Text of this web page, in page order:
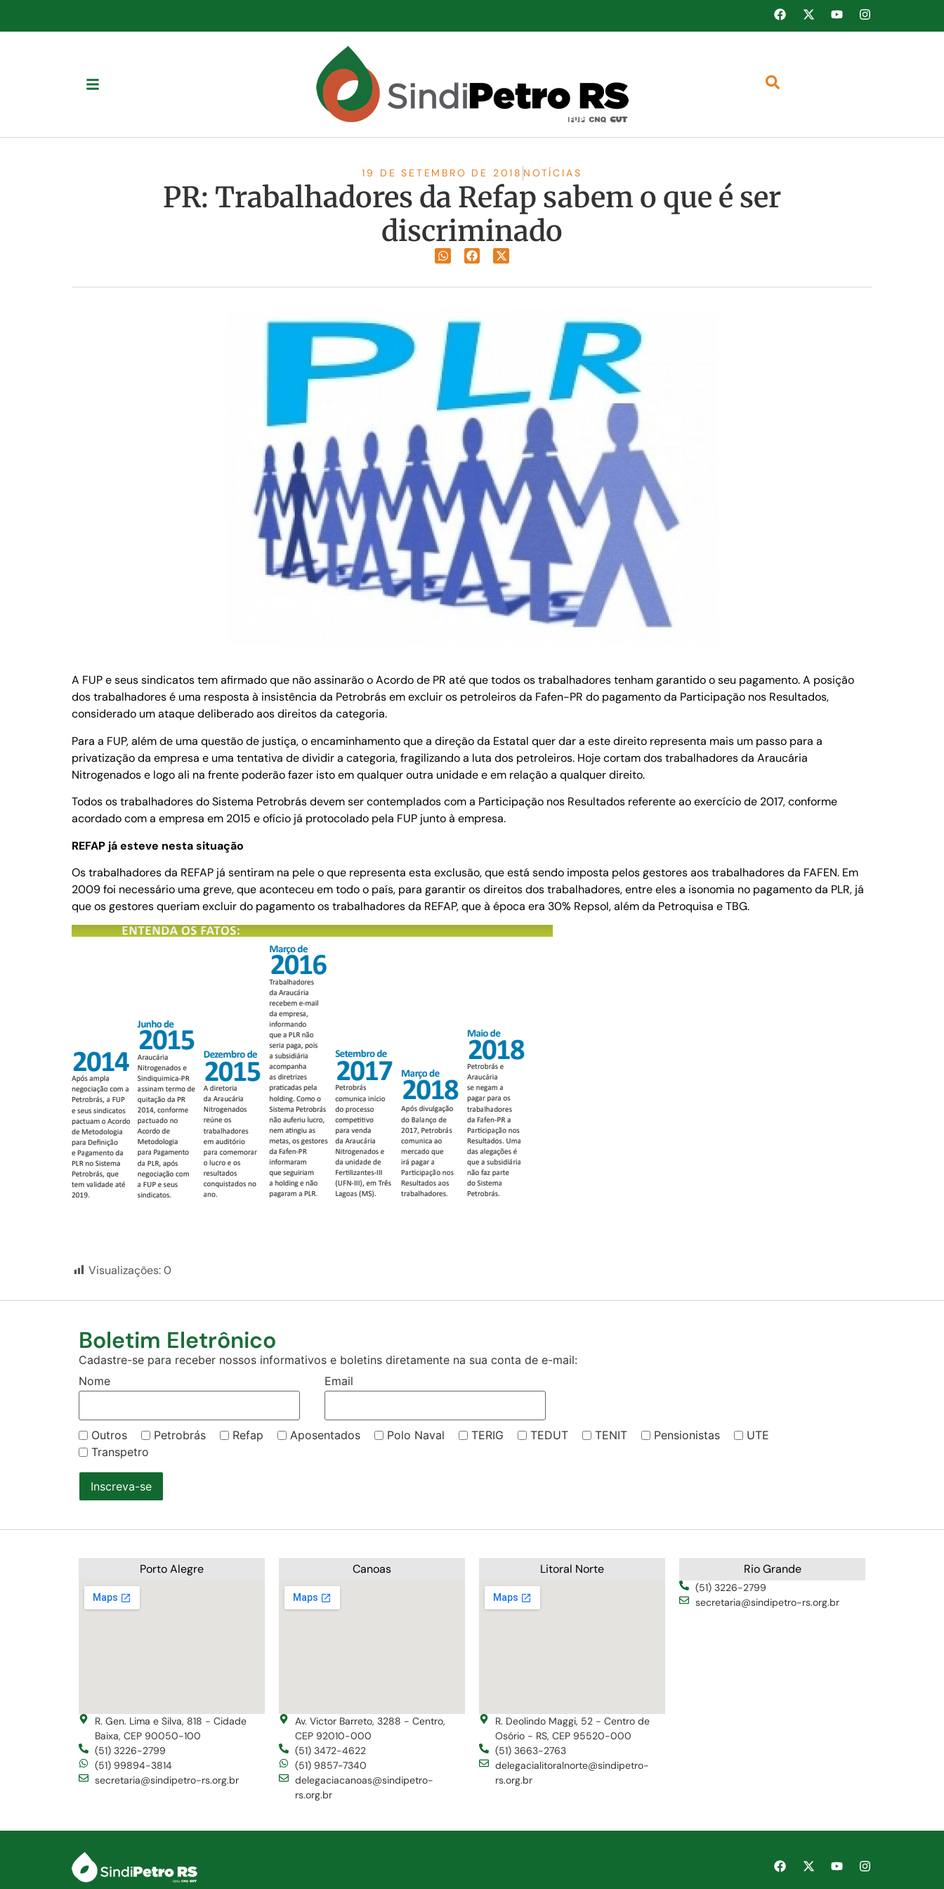
19 DE SETEMBRO DE 2018 NOTÍCIAS
PR: Trabalhadores da Refap sabem o que é ser
discriminado
A FUP e seus sindicatos tem afirmado que não assinarão o Acordo de PR até que todos os trabalhadores tenham garantido o seu pagamento. A posição
dos trabalhadores é uma resposta à insistência da Petrobrás em excluir os petroleiros da Fafen-PR do pagamento da Participação nos Resultados,
considerado um ataque deliberado aos direitos da categoria.
Para a FUP, além de uma questão de justiça, o encaminhamento que a direção da Estatal quer dar a este direito representa mais um passo para a
privatização da empresa e uma tentativa de dividir a categoria, fragilizando a luta dos petroleiros. Hoje cortam dos trabalhadores da Araucária
Nitrogenados e logo ali na frente poderão fazer isto em qualquer outra unidade e em relação a qualquer direito.
Todos os trabalhadores do Sistema Petrobrás devem ser contemplados com a Participação nos Resultados referente ao exercício de 2017, conforme
acordado com a empresa em 2015 e ofício já protocolado pela FUP junto à empresa.
REFAP já esteve nesta situação
Os trabalhadores da REFAP já sentiram na pele o que representa esta exclusão, que está sendo imposta pelos gestores aos trabalhadores da FAFEN. Em
2009 foi necessário uma greve, que aconteceu em todo o país, para garantir os direitos dos trabalhadores, entre eles a isonomia no pagamento da PLR, já
que os gestores queriam excluir do pagamento os trabalhadores da REFAP, que à época era 30% Repsol, além da Petroquisa e TBG.
Visualizações:0
Boletim Eletrônico
Cadastre-se para receber nossos informativos e boletins diretamente na sua conta de e-mail:
Nome
Email
Outros Petrobrás Refap Aposentados Polo Naval TERIG TEDUT TENIT Pensionistas
UTE
Transpetro
Inscreva-se
Porto Alegre
R. Gen. Lima e Silva, 818 - Cidade
Baixa, CEP 90050-100
(51) 3226-2799
(51) 99894-3814
secretaria@sindipetro-rs.org.br
Canoas
Av. Victor Barreto, 3288 - Centro,
CEP 92010-000
(51) 3472-4622
(51) 9857-7340
delegaciacanoas@sindipetro-
rs.org.br
Litoral Norte
R. Deolindo Maggi, 52 - Centro de
Osório - RS, CEP 95520-000
(51) 3663-2763
delegacialitoralnorte@sindipetro-
rs.org.br
Rio Grande
(51) 3226-2799
secretaria@sindipetro-rs.org.br